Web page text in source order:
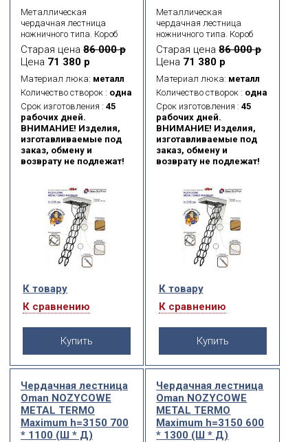
Металлическая
чердачная лестница
ножничного типа. Короб
металлический.
Термоизоляционная
крышка типа «сэндвич»,
толщиной 26 мм, утеплена
пенопластом, облицована
с двух сторон ДСП белого
цвета.
Старая цена 86 000 р
Цена 71 380 р
Материал люка: металл
Количество створок : одна
Срок изготовления : 45
рабочих дней.
ВНИМАНИЕ! Изделия,
изготавливаемые под
заказ, обмену и
возврату не подлежат!
К товару
К сравнению
Купить
Металлическая
чердачная лестница
ножничного типа. Короб
металлический.
Термоизоляционная
крышка типа «сэндвич»,
толщиной 26 мм, утеплена
пенопластом, облицована
с двух сторон ДСП белого
цвета.
Старая цена86 000 р
Цена 71 380 р
Материал люка: металл
Количество створок : одна
Срок изготовления :45
рабочих дней.
ВНИМАНИЕ! Изделия,
изготавливаемые под
заказ, обмену и
возврату не подлежат!
К товару
К сравнению
Купить
Чердачная лестница
Oman NOZYCOWE
METAL TERMО
Maximum h=3150 700
* 1100 (Ш * Д)
Чердачная лестница
Oman NOZYCOWE
METAL TERMО
Maximum h=3150 600
* 1300 (Ш * Д)